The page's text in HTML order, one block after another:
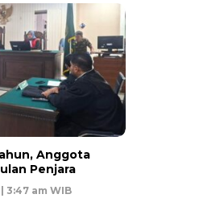
Anggota
Penjara
3:47 am WIB